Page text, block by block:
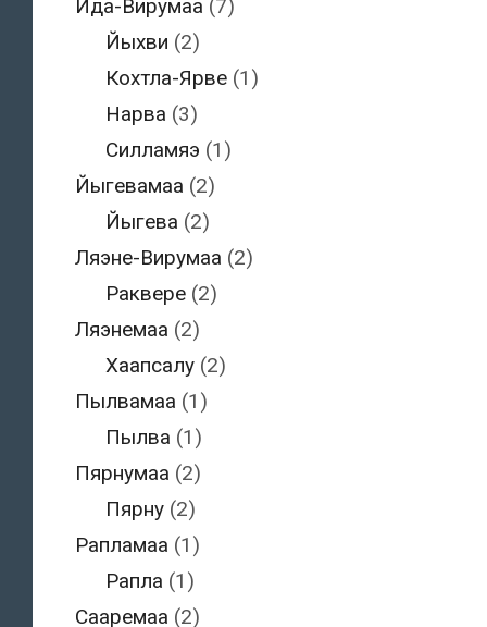
Ида-Вирумаа (7)
Йыхви (2)
Кохтла-Ярве (1)
Нарва (3)
Силламяэ (1)
Йыгевамаа (2)
Йыгева (2)
Ляэне-Вирумаа (2)
Раквере (2)
Ляэнемаа (2)
Хаапсалу (2)
Пылвамаа (1)
Пылва (1)
Пярнумаа (2)
Пярну (2)
Рапламаа (1)
Рапла (1)
Сааремаа (2)